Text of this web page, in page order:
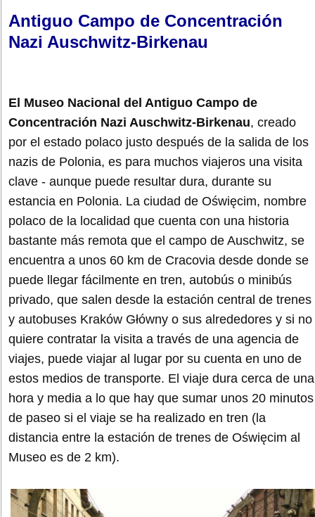
Antiguo Campo de Concentración
Nazi Auschwitz-Birkenau
El Museo Nacional del Antiguo Campo de
Concentración Nazi Auschwitz-Birkenau, creado
por el estado polaco justo después de la salida de los
nazis de Polonia, es para muchos viajeros una visita
clave - aunque puede resultar dura, durante su
estancia en Polonia. La ciudad de Oświęcim, nombre
polaco de la localidad que cuenta con una historia
bastante más remota que el campo de Auschwitz, se
encuentra a unos 60 km de Cracovia desde donde se
puede llegar fácilmente en tren, autobús o minibús
privado, que salen desde la estación central de trenes
y autobuses Kraków Główny o sus alrededores y si no
quiere contratar la visita a través de una agencia de
viajes, puede viajar al lugar por su cuenta en uno de
estos medios de transporte. El viaje dura cerca de una
hora y media a lo que hay que sumar unos 20 minutos
de paseo si el viaje se ha realizado en tren (la
distancia entre la estación de trenes de Oświęcim al
Museo es de 2 km).